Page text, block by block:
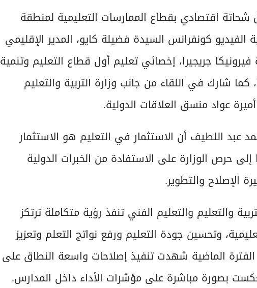
اقتصادي بقطاع الممارسات التعليمية لمنطقة
كونفرانس السيدة فضيلة كايو، المدير الإقليمي
جريجيرا، إخصائي تعليم أول قطاع التعليم وتنمية
شارك في اللقاء من جانب وزارة التربية والتعليم
عواد منسق العلاقات الدولية.
عبد اللطيف أن الاستثمار في التعليم هو الاستثمار
حرص الوزارة على الاستفادة من الخبرات الدولية
الإصلاح والتطوير.
والتعليم والتعليم الفني تنفذ رؤية متكاملة ترتكز
وتحسين جودة التعليم ورفع نواتج التعلم وتعزيز
الماضية شهدت تنفيذ إصلاحات واسعة النطاق على
بصورة مباشرة على مؤشرات الأداء داخل المدارس.